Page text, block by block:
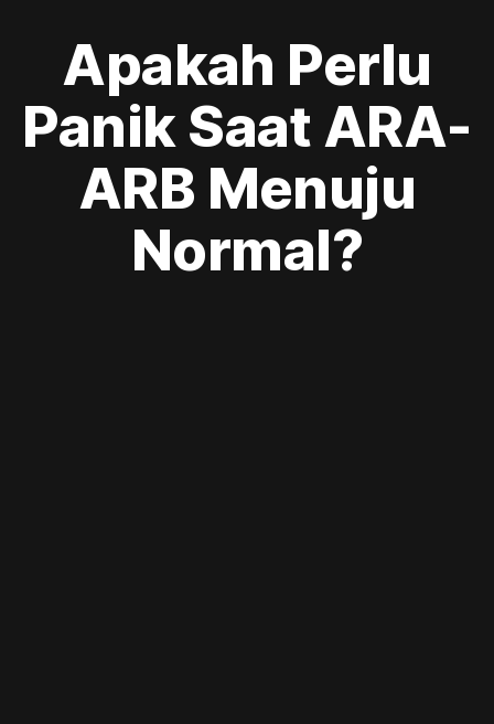
Apakah Perlu
Panik Saat ARA-
ARB Menuju
Normal?